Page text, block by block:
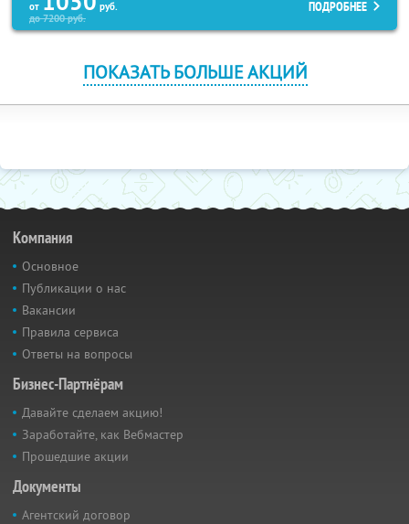
от
руб.
до7200руб.
ПОДРОБНЕЕ
ПОКАЗАТЬ БОЛЬШЕ АКЦИЙ
Компания
Основное
Публикации о нас
Вакансии
Правила сервиса
Ответы на вопросы
Бизнес-Партнёрам
Давайте сделаем акцию!
Заработайте, как Вебмастер
Прошедшие акции
Документы
Агентский договор